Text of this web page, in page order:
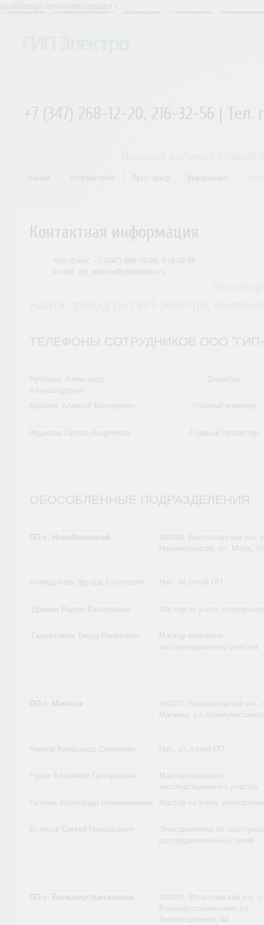
+7 (347) 268-12-20, 216-32-56 |
Потребителям Пресс-центр Информация
Контактная информация
тел./факс: +7 (347) 268-12-20, 216-32-56
e-mail: gip_elektro@gipelektro.ru
ТЕЛЕФОНЫ СОТРУДНИКОВ ООО "ГИП-
Нусенкис Александр
Александрович
Директор
Краснов Алексей Викторович Главный инженер
Жданова Галина Андреевна Главный бухгалтер
ОБОСОБЛЕННЫЕ ПОДРАЗДЕЛЕНИЯ
ОП с. Новобелокатай
452580, Белокатайский р-н,
Новобелокатай, ул. Мира,
Ахмедьянов Эдуард Булатович Нач. эл.сетей ОП
Дремин Вадим Валерьевич Мастер по учету
Гарифьянов Тимур Ринатович
Мастер монтажно-
эксплуатационного участка
ОП с. Магинск
452373, Караидельский р-н,
Магинск, ул.
Чирков Александр Сергеевич Нач. эл. сетей ОП
Русак Владимир Грегорьевич
Мастер монтажно-
эксплуатационного участка
Гагилев Александр Вениаминович
Мастер по учету
Бутюгов Сергей Геннадьевич
Электромонтер по
распределительных сетей
ОП с. Большеустьикинское
452550, Мечетлинский р-н, с.
Большеустьикинское, ул.
Революционная, 94